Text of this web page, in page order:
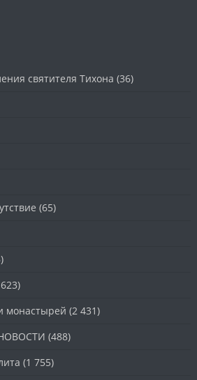
святителя Тихона (36)
(65)
монастырей (2 431)
(488)
(1 755)